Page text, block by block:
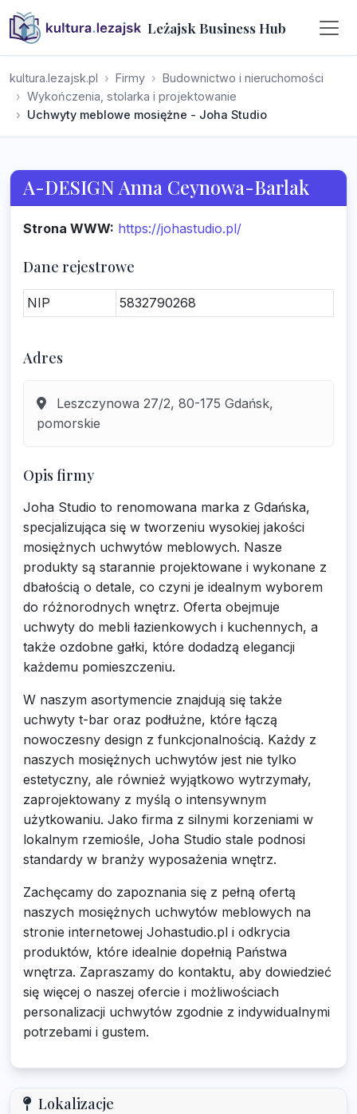
Leżajsk Business Hub
kultura.lezajsk.pl Firmy
Budownictwo i nieruchomości
Wykończenia, stolarka i projektowanie
Uchwyty meblowe mosiężne - Joha Studio
A-DESIGN Anna Ceynowa-Barlak
Strona WWW: https://johastudio.pl/
Dane rejestrowe
NIP 5832790268
Adres
Leszczynowa 27/2, 80-175 Gdańsk,
pomorskie
Opis firmy
Joha Studio to renomowana marka z Gdańska,
specjalizująca się w tworzeniu wysokiej jakości
mosiężnych uchwytów meblowych. Nasze
produkty są starannie projektowane i wykonane z
dbałością o detale, co czyni je idealnym wyborem
do różnorodnych wnętrz. Oferta obejmuje
uchwyty do mebli łazienkowych i kuchennych, a
także ozdobne gałki, które dodadzą elegancji
każdemu pomieszczeniu.
W naszym asortymencie znajdują się także
uchwyty t-bar oraz podłużne, które łączą
nowoczesny design z funkcjonalnością. Każdy z
naszych mosiężnych uchwytów jest nie tylko
estetyczny, ale również wyjątkowo wytrzymały,
zaprojektowany z myślą o intensywnym
użytkowaniu. Jako firma z silnymi korzeniami w
lokalnym rzemiośle, Joha Studio stale podnosi
standardy w branży wyposażenia wnętrz.
Zachęcamy do zapoznania się z pełną ofertą
naszych mosiężnych uchwytów meblowych na
stronie internetowej Johastudio.pl i odkrycia
produktów, które idealnie dopełnią Państwa
wnętrza. Zapraszamy do kontaktu, aby dowiedzieć
się więcej o naszej ofercie i możliwościach
personalizacji uchwytów zgodnie z indywidualnymi
potrzebami i gustem.
Lokalizacje